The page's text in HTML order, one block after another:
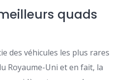
quads
des véhicules les plus rares
Royaume-Uni et en fait, la